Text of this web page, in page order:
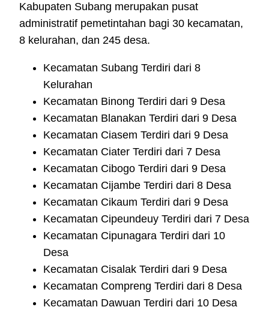
Kabupaten Subang merupakan pusat
administratif pemetintahan bagi 30 kecamatan,
8 kelurahan, dan 245 desa.
Kecamatan Subang Terdiri dari 8
Kelurahan
Kecamatan Binong Terdiri dari 9 Desa
Kecamatan Blanakan Terdiri dari 9 Desa
Kecamatan Ciasem Terdiri dari 9 Desa
Kecamatan Ciater Terdiri dari 7 Desa
Kecamatan Cibogo Terdiri dari 9 Desa
Kecamatan Cijambe Terdiri dari 8 Desa
Kecamatan Cikaum Terdiri dari 9 Desa
Kecamatan Cipeundeuy Terdiri dari 7 Desa
Kecamatan Cipunagara Terdiri dari 10
Desa
Kecamatan Cisalak Terdiri dari 9 Desa
Kecamatan Compreng Terdiri dari 8 Desa
Kecamatan Dawuan Terdiri dari 10 Desa